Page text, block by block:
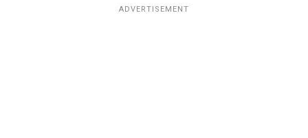
ADVERTISEMENT